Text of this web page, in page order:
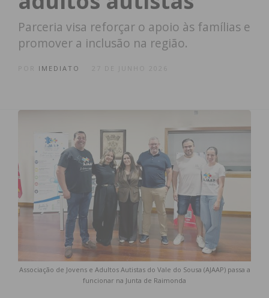
Parceria visa reforçar o apoio às famílias e
promover a inclusão na região.
IMEDIATO 27 DE JUNHO 2026
Associação de Jovens e Adultos Autistas do Vale do Sousa (AJAAP) passa a
funcionar na Junta de Raimonda